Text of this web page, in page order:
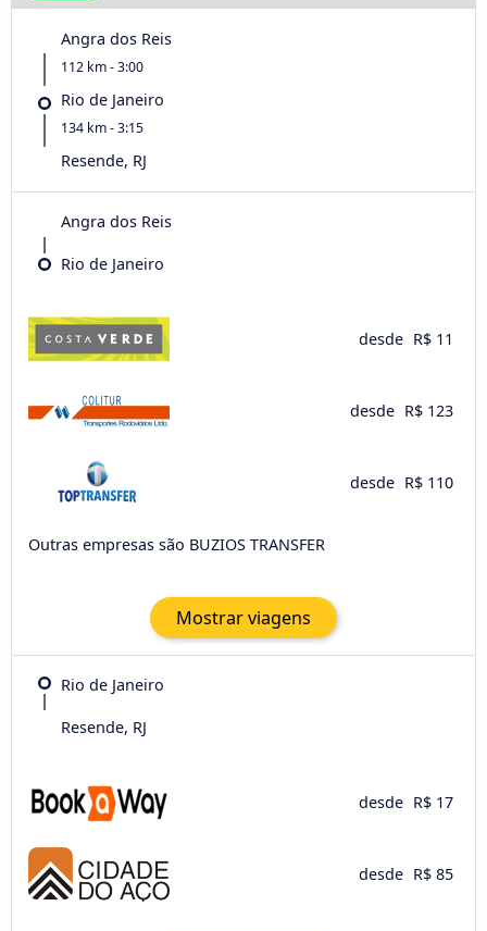
Angra dos Reis
112 km - 3:00
Rio de Janeiro
134 km - 3:15
Resende, RJ
Angra dos Reis
Rio de Janeiro
desde R$ 11
desde R$ 123
desde R$ 110
Outras empresas são BUZIOS TRANSFER
Mostrar viagens
Rio de Janeiro
Resende, RJ
desde R$ 17
desde R$ 85